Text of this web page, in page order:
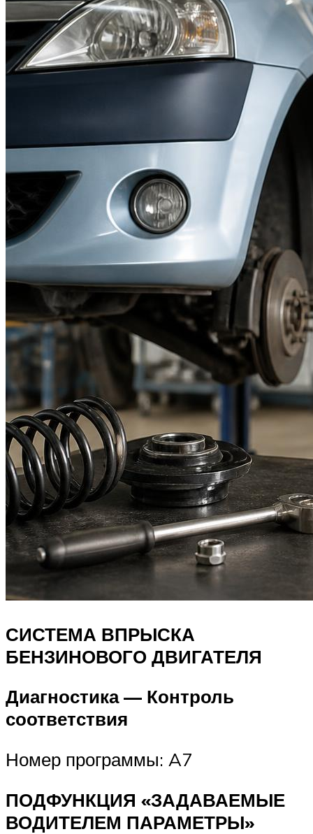
СИСТЕМА ВПРЫСКА
БЕНЗИНОВОГО ДВИГАТЕЛЯ
Диагностика — Контроль
соответствия
Номер программы: A7
ПОДФУНКЦИЯ «ЗАДАВАЕМЫЕ
ВОДИТЕЛЕМ ПАРАМЕТРЫ»